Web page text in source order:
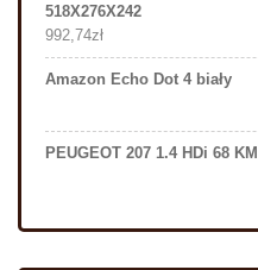
518X276X242
992,74zł
Amazon Echo Dot 4 biały
PEUGEOT 207 1.4 HDi 68 KM